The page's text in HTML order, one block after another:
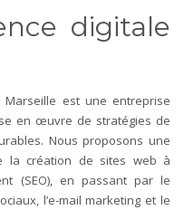
digitale
Marseille est une entreprise
en œuvre de stratégies de
Nous proposons une
la création de sites web à
(SEO), en passant par le
l’e-mail marketing et le